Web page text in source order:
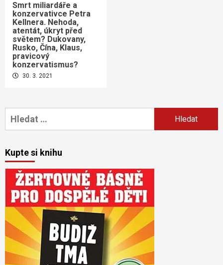
Smrt miliardáře a
konzervativce Petra
Kellnera. Nehoda,
atentát, úkryt před
světem? Dukovany,
Rusko, Čína, Klaus,
pravicový
konzervatismus?
30. 3. 2021
Vyhledávání
Kupte si knihu